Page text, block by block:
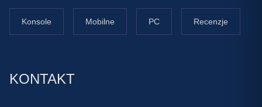
Konsole Mobilne PC Recenzje
KONTAKT